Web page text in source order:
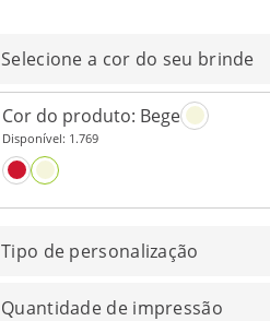
Selecione a cor do seu brinde
Cor do produto: Bege
Disponível: 1.769
Tipo de personalização
Quantidade de impressão